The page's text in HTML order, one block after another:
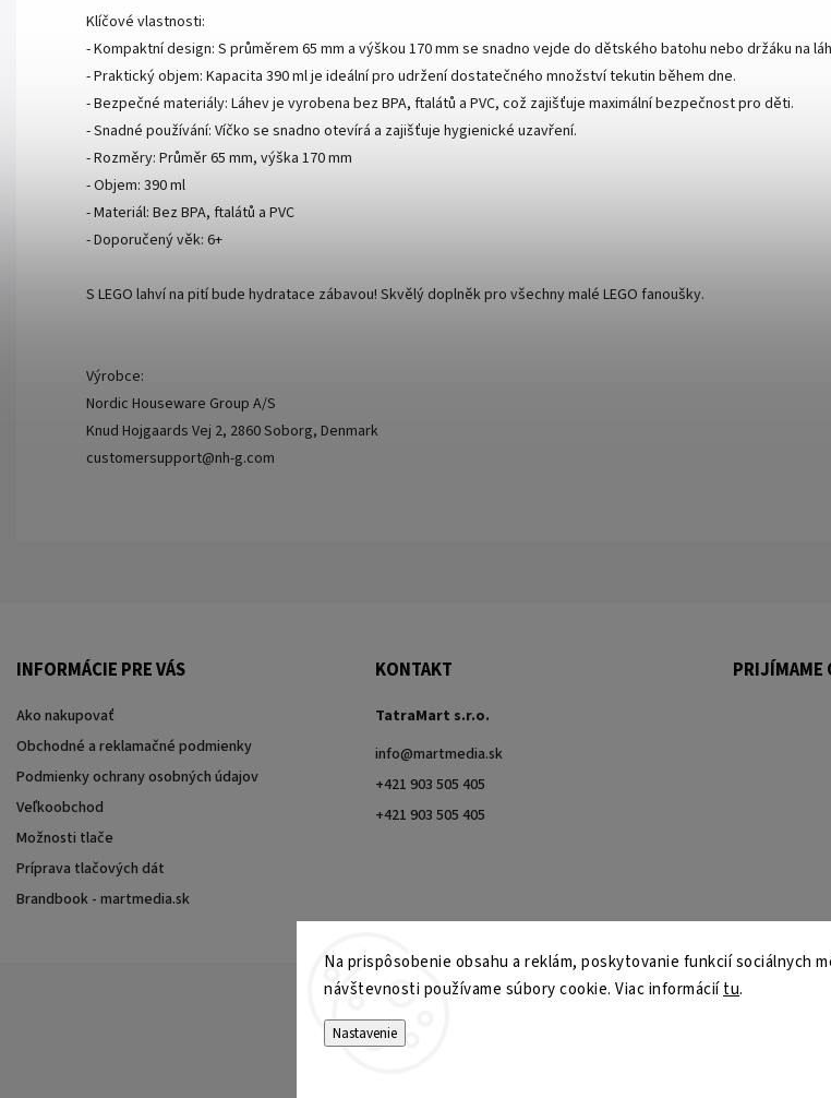
Na prispôsobenie obsahu a reklám, poskytovanie funkcií sociálnych
návštevnosti používame súbory cookie. Viac informáciítu.
Nastavenie
Klíčové vlastnosti:
- Kompaktní design: S průměrem 65 mm a výškou 170 mm se snadno vejde do dětského batohu nebo držáku na
- Praktický objem: Kapacita 390 ml je ideální pro udržení dostatečného množství tekutin během dne.
- Bezpečné materiály: Láhev je vyrobena bez BPA, ftalátů a PVC, což zajišťuje maximální bezpečnost pro děti.
- Snadné používání: Víčko se snadno otevírá a zajišťuje hygienické uzavření.
- Rozměry: Průměr 65 mm, výška 170 mm
- Objem: 390 ml
- Materiál: Bez BPA, ftalátů a PVC
- Doporučený věk: 6+
S LEGO lahví na pití bude hydratace zábavou! Skvělý doplněk pro všechny malé LEGO fanoušky.
Výrobce:
Nordic Houseware Group A/S
Knud Hojgaards Vej 2, 2860 Soborg, Denmark
customersupport@nh-g.com
INFORMÁCIE PRE VÁS
Ako nakupovať
Obchodné a reklamačné podmienky
Podmienky ochrany osobných údajov
Veľkoobchod
Možnosti tlače
Príprava tlačových dát
Brandbook - martmedia.sk
KONTAKT
TatraMart s.r.o.
info@martmedia.sk
+421 903 505 405
+421 903 505 405
PRIJÍMAME